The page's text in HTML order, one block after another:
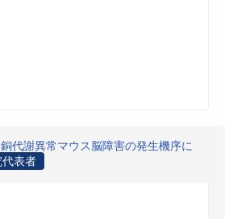
代謝異常マウス脳障害の発生機序に
代表者